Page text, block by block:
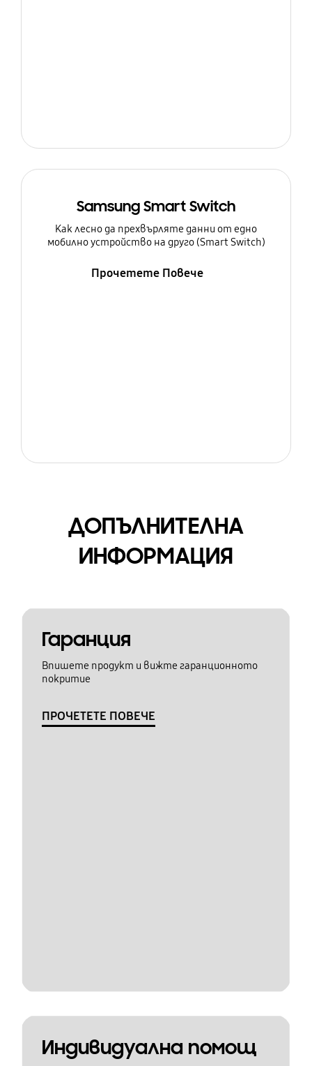
Samsung Smart Switch
Как лесно да прехвърляте данни от едно
мобилно устройство на друго (Smart Switch)
Прочетете Повече
ДОПЪЛНИТЕЛНА
ИНФОРМАЦИЯ
Гаранция
Впишете продукт и вижте гаранционното
покритие
ПРОЧЕТЕТЕ ПОВЕЧЕ
Индивидуална помощ